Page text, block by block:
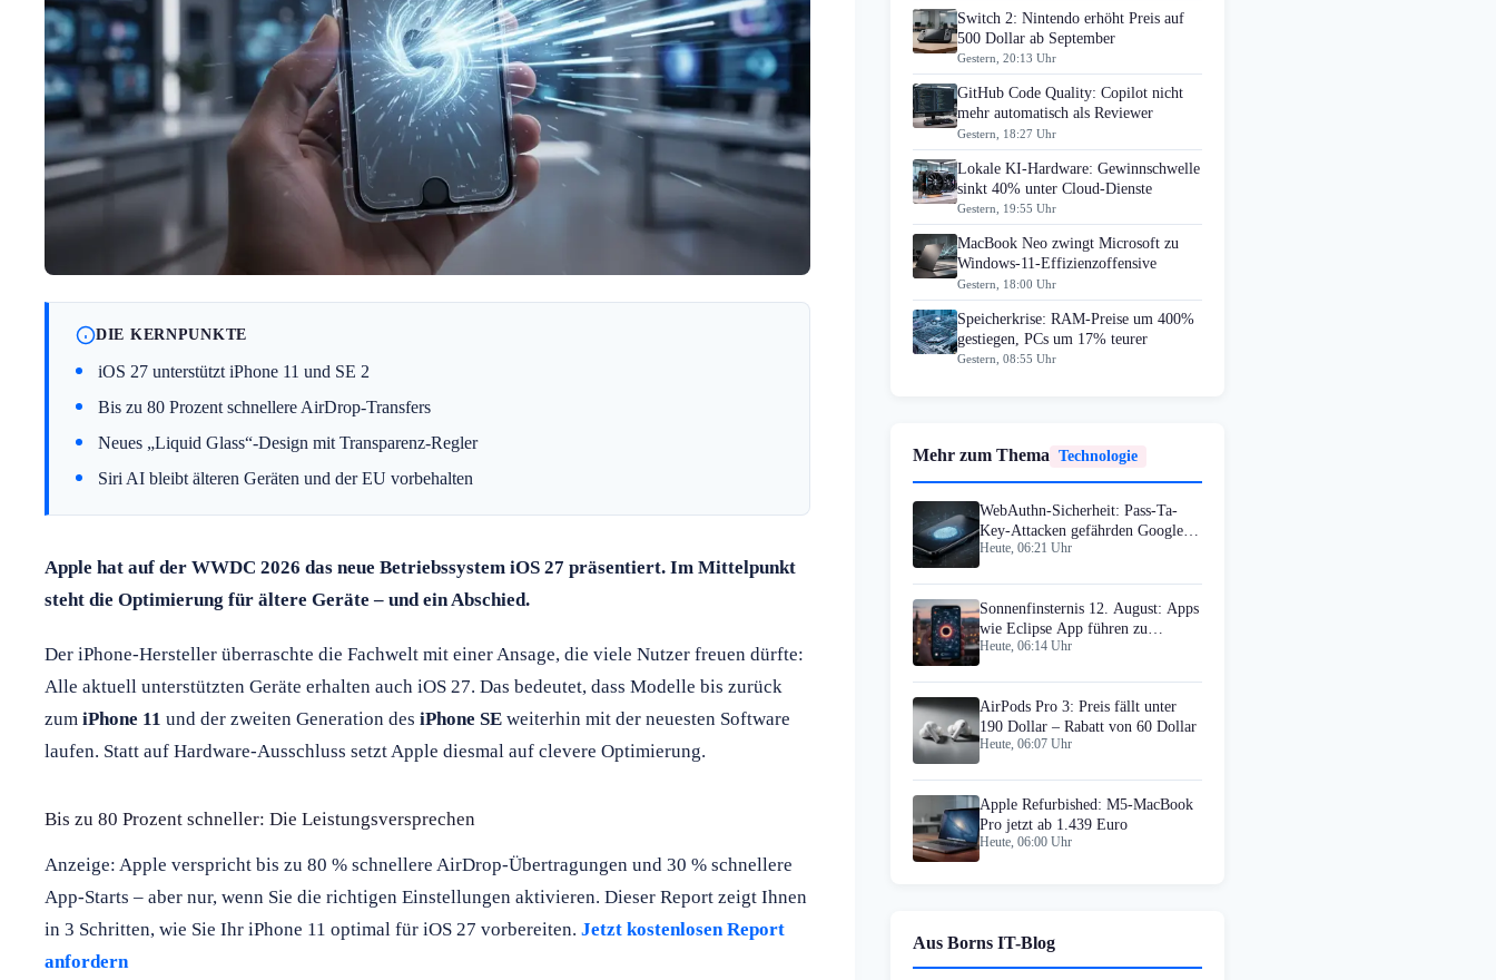
DIE KERNPUNKTE
iOS 27 unterstützt iPhone 11 und SE 2
Bis zu 80 Prozent schnellere AirDrop-Transfers
Neues „Liquid Glass“-Design mit Transparenz-Regler
Siri AI bleibt älteren Geräten und der EU vorbehalten
Apple hat auf der WWDC 2026 das neue Betriebssystem iOS 27 präsentiert. Im Mittelpunkt
steht die Optimierung für ältere Geräte – und ein Abschied.
Der iPhone-Hersteller überraschte die Fachwelt mit einer Ansage, die viele Nutzer freuen dürfte:
Alle aktuell unterstützten Geräte erhalten auch iOS 27. Das bedeutet, dass Modelle bis zurück
zum iPhone 11 und der zweiten Generation des iPhone SE weiterhin mit der neuesten Software
laufen. Statt auf Hardware-Ausschluss setzt Apple diesmal auf clevere Optimierung.
Bis zu 80 Prozent schneller: Die Leistungsversprechen
Anzeige: Apple verspricht bis zu 80 % schnellere AirDrop-Übertragungen und 30 % schnellere
App-Starts – aber nur, wenn Sie die richtigen Einstellungen aktivieren. Dieser Report zeigt Ihnen
in 3 Schritten, wie Sie Ihr iPhone 11 optimal für iOS 27 vorbereiten. Jetzt kostenlosen Report
anfordern
Switch 2: Nintendo erhöht Preis auf
500 Dollar ab September
Gestern, 20:13 Uhr
GitHub Code Quality: Copilot nicht
mehr automatisch als Reviewer
Gestern, 18:27 Uhr
Lokale KI-Hardware: Gewinnschwelle
sinkt 40% unter Cloud-Dienste
Gestern, 19:55 Uhr
MacBook Neo zwingt Microsoft zu
Windows-11-Effizienzoffensive
Gestern, 18:00 Uhr
Speicherkrise: RAM-Preise um 400%
gestiegen, PCs um 17% teurer
Gestern, 08:55 Uhr
Mehr zum Thema Technologie
WebAuthn-Sicherheit: Pass-Ta-
Key-Attacken gefährden Google
Password Manager
Heute, 06:21 Uhr
Sonnenfinsternis 12. August: Apps
wie Eclipse App führen zu
optimalen Standorten
Heute, 06:14 Uhr
AirPods Pro 3: Preis fällt unter
190 Dollar – Rabatt von 60 Dollar
Heute, 06:07 Uhr
Apple Refurbished: M5-MacBook
Pro jetzt ab 1.439 Euro
Heute, 06:00 Uhr
Aus Borns IT-Blog